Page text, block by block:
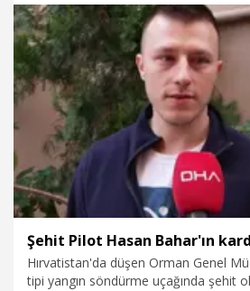
25.11.2025 Foto Galeri
Hırvatistan'da düşen Orman Genel
tipi yangın söndürme uçağında şehit